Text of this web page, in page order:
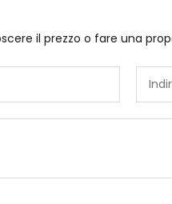
il prezzo o fare una